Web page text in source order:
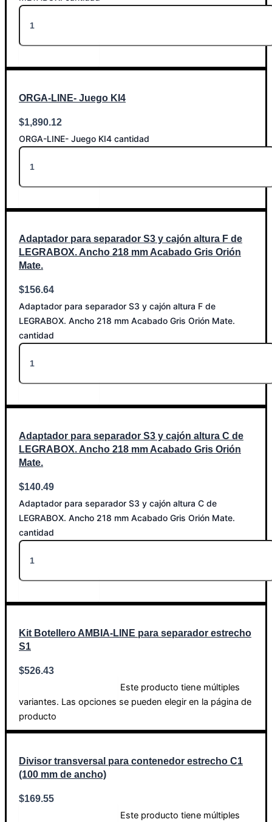
ORGA-LINE- Juego KI4
$1,890.12
ORGA-LINE- Juego KI4 cantidad
Adaptador para separador S3 y cajón altura F de
LEGRABOX. Ancho 218 mm Acabado Gris Orión
Mate.
$156.64
Adaptador para separador S3 y cajón altura F de
LEGRABOX. Ancho 218 mm Acabado Gris Orión Mate.
cantidad
Adaptador para separador S3 y cajón altura C de
LEGRABOX. Ancho 218 mm Acabado Gris Orión
Mate.
$140.49
Adaptador para separador S3 y cajón altura C de
LEGRABOX. Ancho 218 mm Acabado Gris Orión Mate.
cantidad
Kit Botellero AMBIA-LINE para separador estrecho
S1
$526.43
Este producto tiene múltiples
variantes. Las opciones se pueden elegir en la página de
producto
Divisor transversal para contenedor estrecho C1
(100 mm de ancho)
$169.55
Este producto tiene múltiples